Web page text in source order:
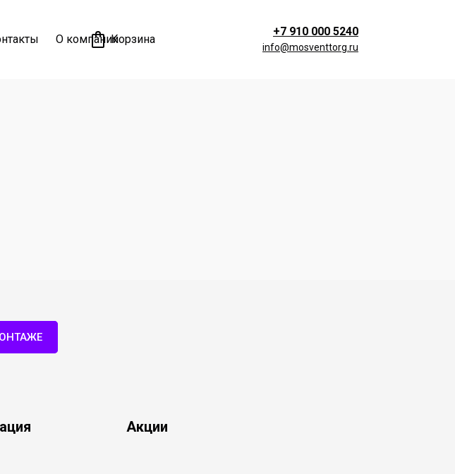
О компанииКорзина
+7 910 000 5240
info@mosventtorg.ru
Акции